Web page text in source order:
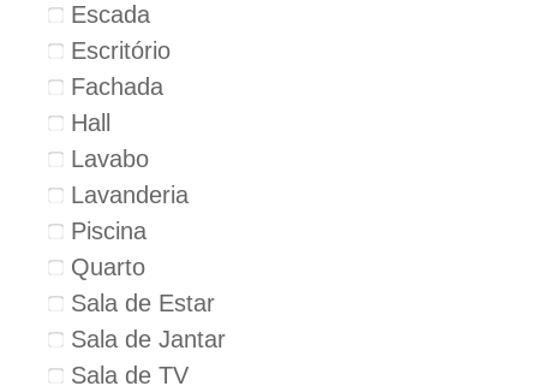
Escada
Escritório
Fachada
Hall
Lavabo
Lavanderia
Piscina
Quarto
Sala de Estar
Sala de Jantar
Sala de TV